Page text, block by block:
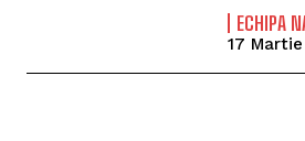
ECHIPA
17 Martie